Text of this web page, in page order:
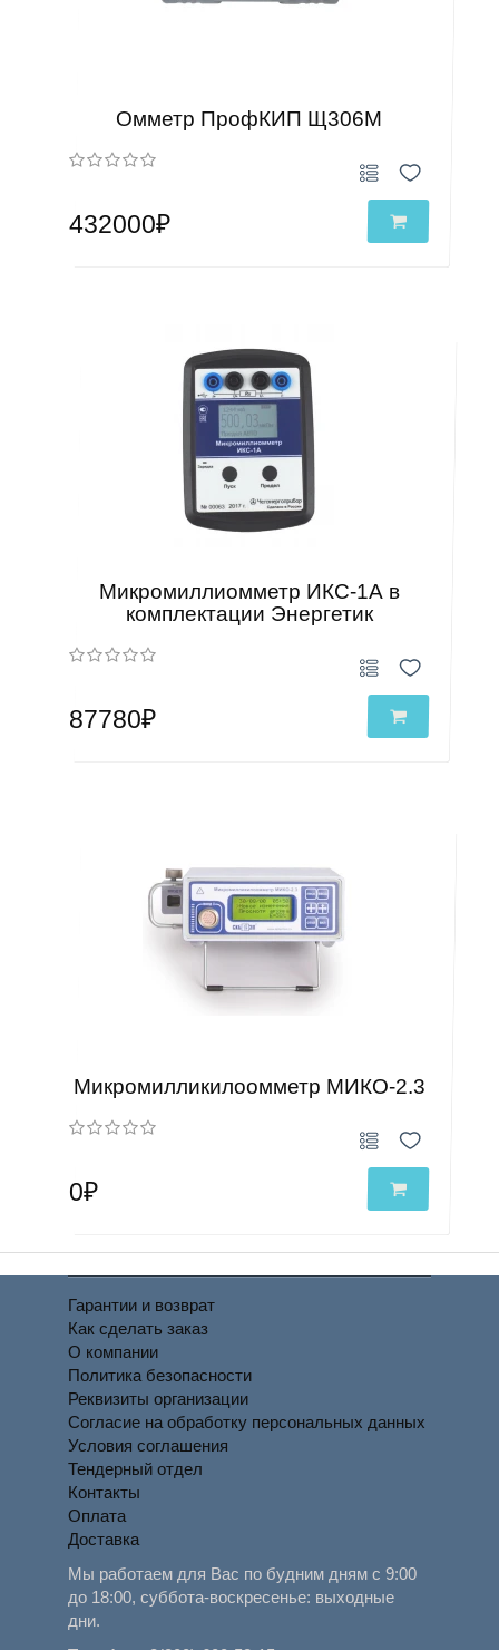
Омметр ПрофКИП Щ306М
432000₽
Микромиллиомметр ИКС-1А в
комплектации Энергетик
87780₽
Микромилликилоомметр МИКО-2.3
0₽
Гарантии и возврат
Как сделать заказ
О компании
Политика безопасности
Реквизиты организации
Согласие на обработку персональных данных
Условия соглашения
Тендерный отдел
Контакты
Оплата
Доставка
Мы работаем для Вас по будним дням с 9:00
до 18:00, суббота-воскресенье: выходные
дни.